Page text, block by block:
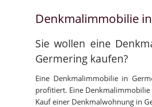
Denkmalimmobilie
Sie wollen eine
Germering kaufen?
Eine Denkmalimmobilie in
profitiert. Eine
Kauf einer Denkmalwohnung in